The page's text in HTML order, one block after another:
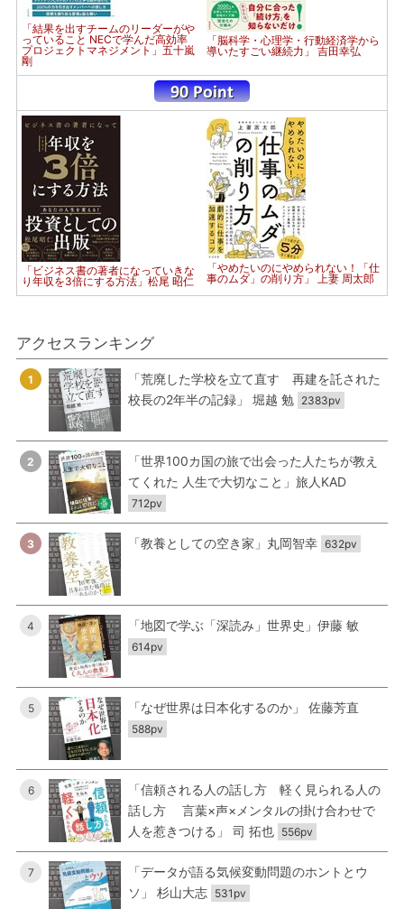
「結果を出すチームのリーダーがや
っていること NECで学んだ高効率
プロジェクトマネジメント」五十嵐
剛
「脳科学・心理学・行動経済学から
導いたすごい継続力」 吉田幸弘
「ビジネス書の著者になっていきな
り年収を3倍にする方法」松尾 昭仁
「やめたいのにやめられない！「仕
事のムダ」の削り方」 上妻 周太郎
アクセスランキング
1
「荒廃した学校を立て直す 再建を託された
校長の2年半の記録」 堀越 勉 2383pv
2
「世界100カ国の旅で出会った人たちが教え
てくれた 人生で大切なこと」旅人KAD
712pv
3 「教養としての空き家」丸岡智幸 632pv
4 「地図で学ぶ「深読み」世界史」伊藤 敏
614pv
5 「なぜ世界は日本化するのか」 佐藤芳直
588pv
6
「信頼される人の話し方 軽く見られる人の
話し方 言葉×声×メンタルの掛け合わせで
人を惹きつける」 司 拓也 556pv
7
「データが語る気候変動問題のホントとウ
ソ」 杉山大志 531pv